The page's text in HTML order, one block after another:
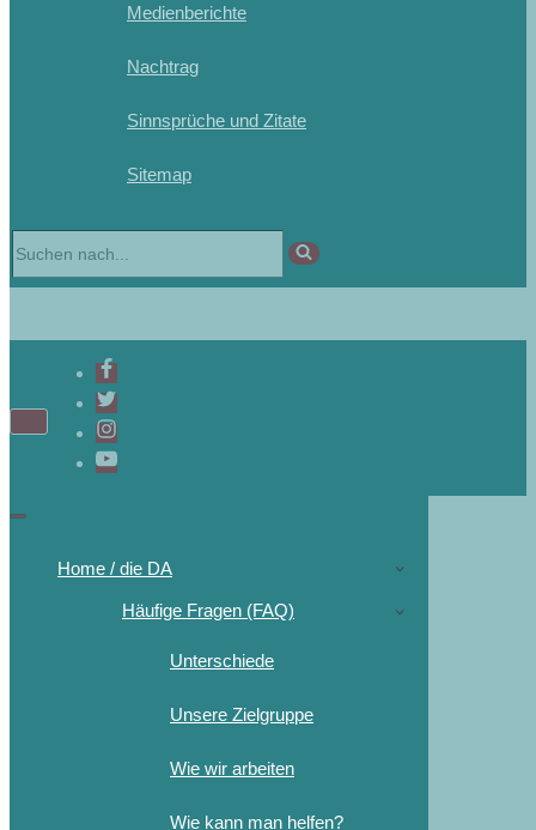
Medienberichte
Nachtrag
Sinnsprüche und Zitate
Sitemap
Home / die DA
Häufige Fragen (FAQ)
Unterschiede
Unsere Zielgruppe
Wie wir arbeiten
Wie kann man helfen?